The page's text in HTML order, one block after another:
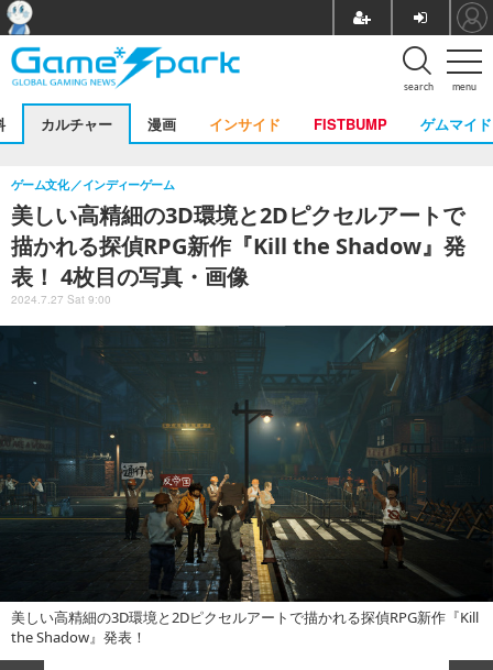
menu
search
カルチャー 漫画 インサイド FISTBUMP ゲムマイド
美しい高精細の3D環境と2Dピクセルアートで
描かれる探偵RPG新作『Kill the Shadow』発
表！ 4枚目の写真・画像
ゲーム文化 インディーゲーム
2024.7.27 Sat 9:00
美しい高精細の3D環境と2Dピクセルアートで描かれる探偵RPG新作『Kill
the Shadow』発表！